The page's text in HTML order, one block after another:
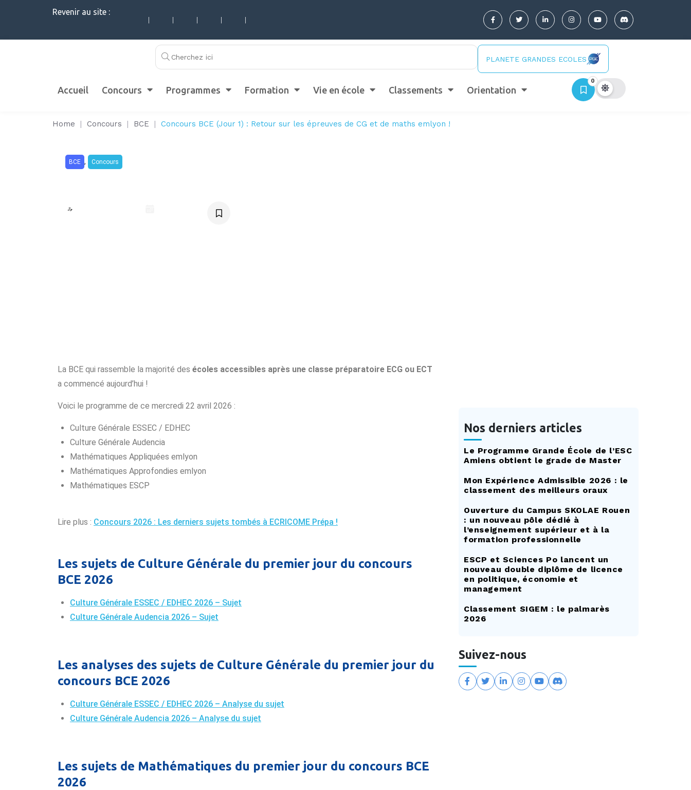
Revenir au site :
| | | | |
PLANETE GRANDES ECOLES
Accueil Concours Programmes Formation Vie en école Classements Orientation
0
Home | Concours | BCE | Concours BCE (Jour 1) : Retour sur les épreuves de CG et de maths emlyon !
BCE , Concours
La BCE qui rassemble la majorité des écoles accessibles après une classe préparatoire ECG ou ECT
a commencé aujourd’hui !
Voici le programme de ce mercredi 22 avril 2026 :
Culture Générale ESSEC / EDHEC
Culture Générale Audencia
Mathématiques Appliquées emlyon
Mathématiques Approfondies emlyon
Mathématiques ESCP
Lire plus : Concours 2026 : Les derniers sujets tombés à ECRICOME Prépa !
Les sujets de Culture Générale du premier jour du concours
BCE 2026
Culture Générale ESSEC / EDHEC 2026 – Sujet
Culture Générale Audencia 2026 – Sujet
Les analyses des sujets de Culture Générale du premier jour du
concours BCE 2026
Culture Générale ESSEC / EDHEC 2026 – Analyse du sujet
Culture Générale Audencia 2026 – Analyse du sujet
Les sujets de Mathématiques du premier jour du concours BCE
2026
Nos derniers articles
Le Programme Grande École de l’ESC
Amiens obtient le grade de Master
Mon Expérience Admissible 2026 : le
classement des meilleurs oraux
Ouverture du Campus SKOLAE Rouen
: un nouveau pôle dédié à
l’enseignement supérieur et à la
formation professionnelle
ESCP et Sciences Po lancent un
nouveau double diplôme de licence
en politique, économie et
management
Classement SIGEM : le palmarès
2026
Suivez-nous